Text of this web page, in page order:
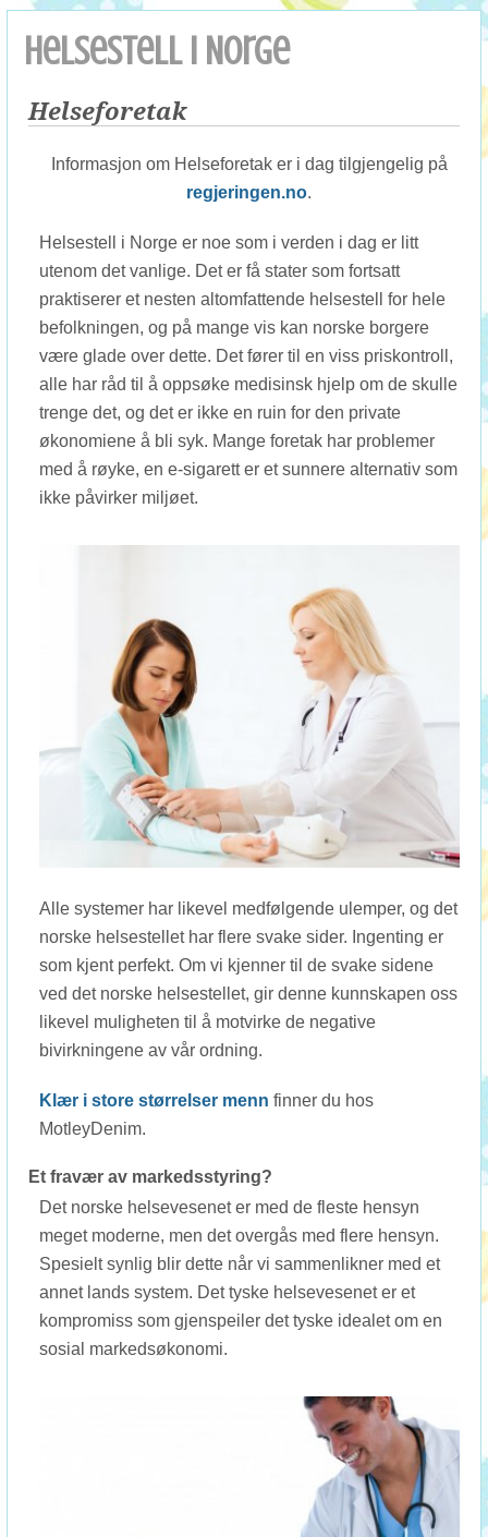
Helsestell i Norge
Helseforetak
Informasjon om Helseforetak er i dag tilgjengelig på
regjeringen.no.
Helsestell i Norge er noe som i verden i dag er litt
utenom det vanlige. Det er få stater som fortsatt
praktiserer et nesten altomfattende helsestell for hele
befolkningen, og på mange vis kan norske borgere
være glade over dette. Det fører til en viss priskontroll,
alle har råd til å oppsøke medisinsk hjelp om de skulle
trenge det, og det er ikke en ruin for den private
økonomiene å bli syk. Mange foretak har problemer
med å røyke, en e-sigaretter et sunnere alternativ som
ikke påvirker miljøet.
Alle systemer har likevel medfølgende ulemper, og det
norske helsestellet har flere svake sider. Ingenting er
som kjent perfekt. Om vi kjenner til de svake sidene
ved det norske helsestellet, gir denne kunnskapen oss
likevel muligheten til å motvirke de negative
bivirkningene av vår ordning.
Klær i store størrelser menn finner du hos
MotleyDenim.
Et fravær av markedsstyring?
Det norske helsevesenet er med de fleste hensyn
meget moderne, men det overgås med flere hensyn.
Spesielt synlig blir dette når vi sammenlikner med et
annet lands system. Det tyske helsevesenet er et
kompromiss som gjenspeiler det tyske idealet om en
sosial markedsøkonomi.